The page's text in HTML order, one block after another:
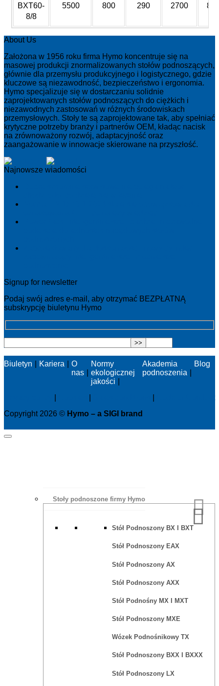
BXT60-
8/8
5500 800 290 2700
About Us
Założona w 1956 roku firma Hymo koncentruje się na
masowej produkcji znormalizowanych stołów podnoszących,
głównie dla przemysłu produkcyjnego i logistycznego, gdzie
kluczowe są niezawodność, bezpieczeństwo i ergonomia.
Hymo specjalizuje się w dostarczaniu solidnie
zaprojektowanych stołów podnoszących do ciężkich i
niezawodnych zastosowań w różnych środowiskach
przemysłowych. Stoły te są zaprojektowane tak, aby spełniać
krytyczne potrzeby branży i partnerów OEM, kładąc nacisk
na zrównoważony rozwój, adaptacyjność oraz
zaangażowanie w innowacje skierowane na przyszłość.
Najnowsze wiadomości
Signup for newsletter
Podaj swój adres e-mail, aby otrzymać BEZPŁATNĄ
subskrypcję biuletynu Hymo
Biuletyn Kariera
O
nas
Normy
ekologicznej
jakości
Akademia
podnoszenia
Blog
Copyright 2026 © Hymo – a SIGI brand
Stoły podnoszone firmy Hymo
Stół Podnoszony BX I BXT
Stół Podnoszony EAX
Stół Podnoszony AX
Stół Podnoszony AXX
Stół Podnośny MX I MXT
Stół Podnoszony MXE
Wózek Podnośnikowy TX
Stół Podnoszony BXX I BXXX
Stół Podnoszony LX